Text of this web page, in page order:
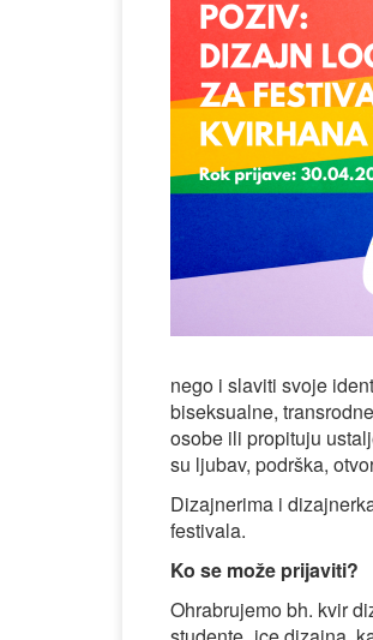
nego i slaviti svoje
biseksualne,
osobe ili propituju
su ljubav, podrška,
Dizajnerima i
festivala.
Ko se može prijaviti?
Ohrabrujemo bh. kvir